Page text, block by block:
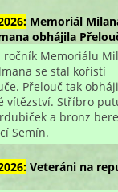
Memoriál
obhájila
ročník Memoriálu
se stal kořistí
Přelouč tak
vítězství. Stříbro
a bronz bere
Semín.
Veteráni na